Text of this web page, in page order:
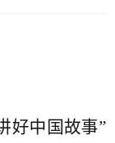
好中国故事”